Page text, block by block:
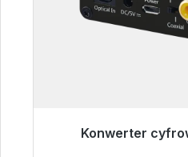
Konwerter
Gotowy do